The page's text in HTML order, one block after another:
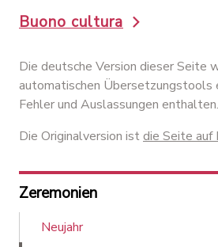
Buono cultura
Die deutsche Version dieser Seite
automatischen Übersetzungstools
Fehler und Auslassungen enthalten.
Die Originalversion istdie Seite auf
Zeremonien
Neujahr